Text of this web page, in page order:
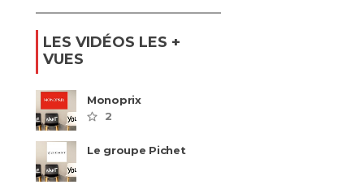
LES VIDÉOS LES +
VUES
Monoprix
2
Le groupe Pichet